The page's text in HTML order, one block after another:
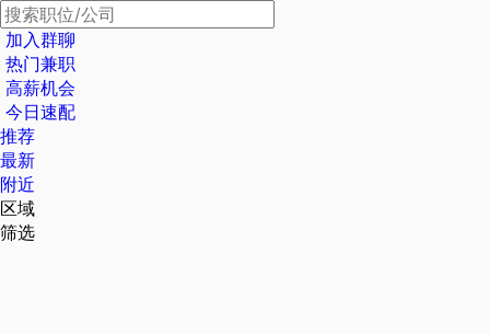
加入群聊
热门兼职
高薪机会
今日速配
推荐
最新
附近
区域
筛选